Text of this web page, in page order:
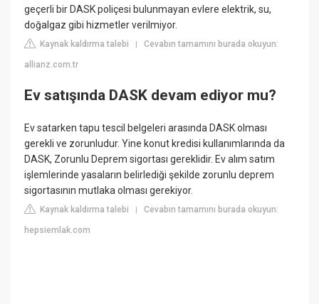
geçerli bir DASK poliçesi bulunmayan evlere elektrik, su,
doğalgaz gibi hizmetler verilmiyor.
Kaynak kaldırma talebi |Cevabın tamamını burada okuyun:
allianz.com.tr
Ev satışında DASK devam ediyor mu?
Ev satarken tapu tescil belgeleri arasında DASK olması
gerekli ve zorunludur. Yine konut kredisi kullanımlarında da
DASK, Zorunlu Deprem sigortası gereklidir. Ev alım satım
işlemlerinde yasaların belirlediği şekilde zorunlu deprem
sigortasının mutlaka olması gerekiyor.
Kaynak kaldırma talebi |Cevabın tamamını burada okuyun:
hepsiemlak.com